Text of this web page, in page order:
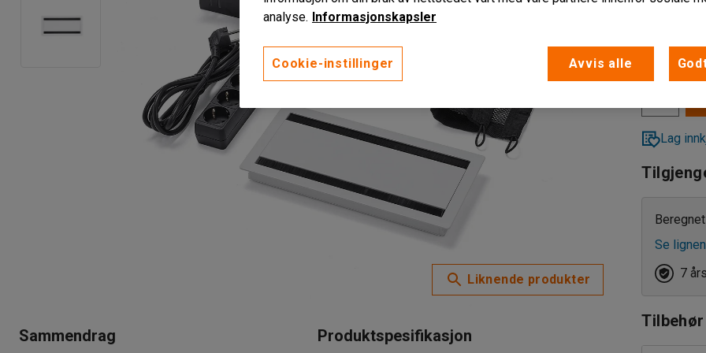
Liknende produkter
Sammendrag Produktspesifikasjon
2 215,-
eks. MVA
Lag
Se
7
Tilbehør
analyse. Informasjonskapsler
Cookie-instillinger Avvis alle